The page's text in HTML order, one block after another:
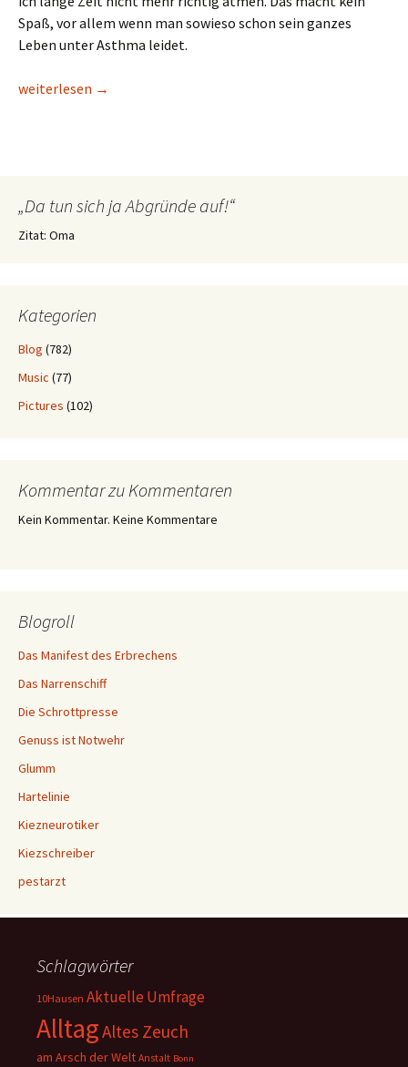
Spaß, vor allem wenn man sowieso schon sein ganzes
Leben unter Asthma leidet.
Vögeln
weiterlesen →
„Da tun sich ja Abgründe auf!“
Zitat: Oma
Kategorien
Blog (782)
Music (77)
Pictures (102)
Kommentar zu Kommentaren
Kein Kommentar. Keine Kommentare
Blogroll
Das Manifest des Erbrechens
Das Narrenschiff
Die Schrottpresse
Genuss ist Notwehr
Glumm
Hartelinie
Kiezneurotiker
Kiezschreiber
pestarzt
Schlagwörter
10Hausen Aktuelle Umfrage
AlltagAltes Zeuch
am Arsch der Welt Anstalt Bonn